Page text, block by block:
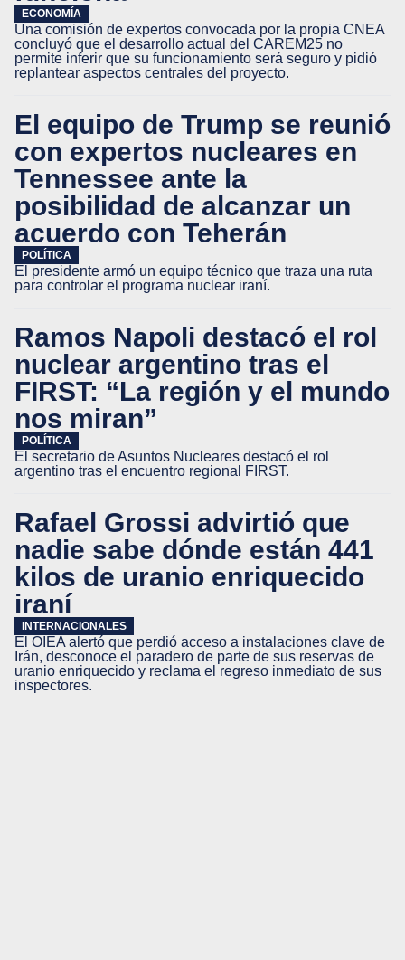
ECONOMÍA
Una comisión de expertos convocada por la propia CNEA
concluyó que el desarrollo actual del CAREM25 no
permite inferir que su funcionamiento será seguro y pidió
replantear aspectos centrales del proyecto.
El equipo de Trump se reunió
con expertos nucleares en
Tennessee ante la
posibilidad de alcanzar un
acuerdo con Teherán
POLÍTICA
El presidente armó un equipo técnico que traza una ruta
para controlar el programa nuclear iraní.
Ramos Napoli destacó el rol
nuclear argentino tras el
FIRST: “La región y el mundo
nos miran”
POLÍTICA
El secretario de Asuntos Nucleares destacó el rol
argentino tras el encuentro regional FIRST.
Rafael Grossi advirtió que
nadie sabe dónde están 441
kilos de uranio enriquecido
iraní
INTERNACIONALES
El OIEA alertó que perdió acceso a instalaciones clave de
Irán, desconoce el paradero de parte de sus reservas de
uranio enriquecido y reclama el regreso inmediato de sus
inspectores.